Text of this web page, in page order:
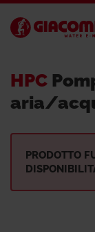
HPC
aria/
PRODOTTO